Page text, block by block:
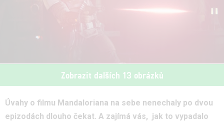
Zobrazit dalších 13 obrázků
Úvahy o filmu Mandaloriana na sebe nenechaly po dvou
epizodách dlouho čekat. A zajímá vás, jak to vypadalo